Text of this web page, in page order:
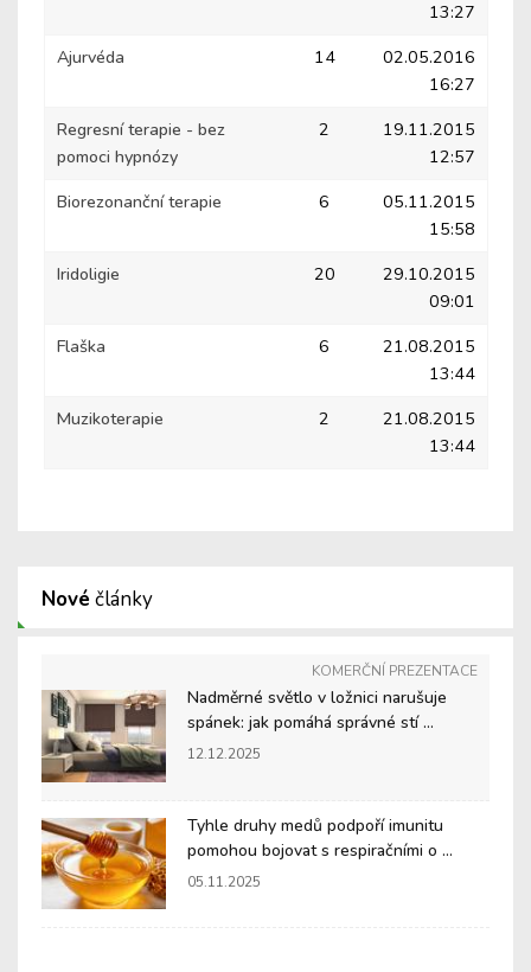
13:27
Ajurvéda
14
02.05.2016
16:27
Regresní terapie - bez
pomoci hypnózy
2
19.11.2015
12:57
Biorezonanční terapie
6
05.11.2015
15:58
Iridoligie
20
29.10.2015
09:01
Flaška
6
21.08.2015
13:44
Muzikoterapie
2
21.08.2015
13:44
Nové články
KOMERČNÍ PREZENTACE
Nadměrné světlo v ložnici narušuje
spánek: jak pomáhá správné stí ...
12.12.2025
Tyhle druhy medů podpoří imunitu
pomohou bojovat s respiračními o ...
05.11.2025